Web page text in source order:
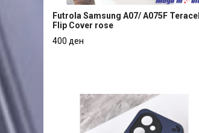
Futrola Samsung A07/ A075F Teracell
Futrola Samsung A07/ A075F Teracell
Flip Cover rose
400 ден